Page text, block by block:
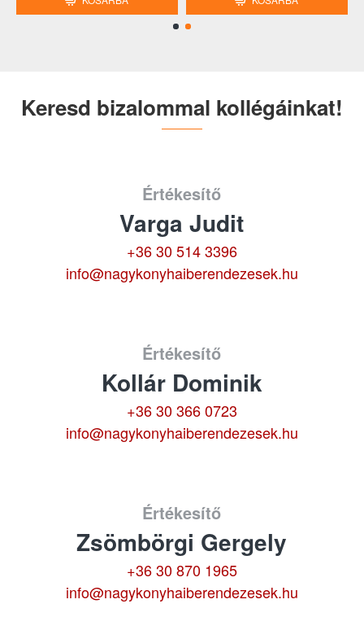
Keresd bizalommal kollégáinkat!
Értékesítő
Varga Judit
+36 30 514 3396
info@nagykonyhaiberendezesek.hu
Értékesítő
Kollár Dominik
+36 30 366 0723
info@nagykonyhaiberendezesek.hu
Értékesítő
Zsömbörgi Gergely
+36 30 870 1965
info@nagykonyhaiberendezesek.hu